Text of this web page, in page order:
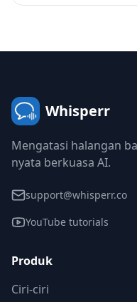
Whisperr
Mengatasi halangan
nyata berkuasa AI.
support@whisperr.co
YouTube tutorials
Produk
Ciri-ciri